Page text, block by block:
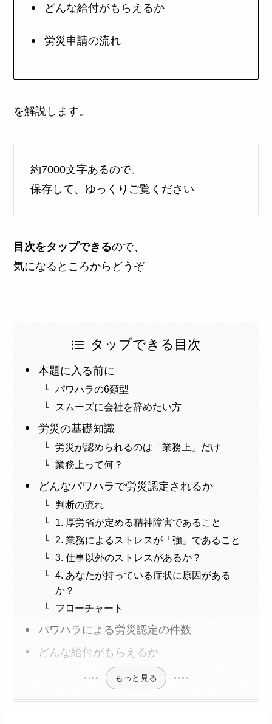
どんな給付がもらえるか
労災申請の流れ
を解説します。
約7000文字あるので、
保存して、ゆっくりご覧ください
目次をタップできるので、
気になるところからどうぞ
タップできる目次
本題に入る前に
パワハラの6類型
スムーズに会社を辞めたい方
労災の基礎知識
労災が認められるのは「業務上」だけ
業務上って何？
どんなパワハラで労災認定されるか
判断の流れ
1. 厚労省が定める精神障害であること
2. 業務によるストレスが「強」であること
3. 仕事以外のストレスがあるか？
4. あなたが持っている症状に原因がある
か？
フローチャート
パワハラによる労災認定の件数
どんな給付がもらえるか
もっと見る